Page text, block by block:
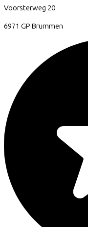
Voorsterweg 20
6971 GP Brummen